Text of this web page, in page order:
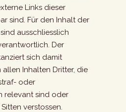
Links dieser
sind. Für den Inhalt der
ausschliesslich
Der
sich damit
Inhalten Dritter, die
oder
relevant sind oder
verstossen.